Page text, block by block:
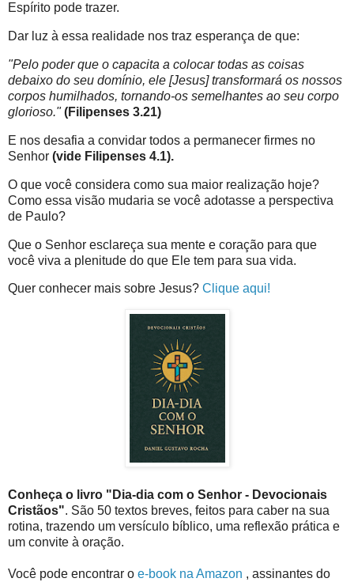
Espírito pode trazer.
Dar luz à essa realidade nos traz esperança de que:
"Pelo poder que o capacita a colocar todas as coisas
debaixo do seu domínio, ele [Jesus] transformará os nossos
corpos humilhados, tornando-os semelhantes ao seu corpo
glorioso."(Filipenses 3.21)
E nos desafia a convidar todos a permanecer firmes no
Senhor (vide Filipenses 4.1).
O que você considera como sua maior realização hoje?
Como essa visão mudaria se você adotasse a perspectiva
de Paulo?
Que o Senhor esclareça sua mente e coração para que
você viva a plenitude do que Ele tem para sua vida.
Quer conhecer mais sobre Jesus? Clique aqui!
Conheça o livro "Dia-dia com o Senhor - Devocionais
Cristãos". São 50 textos breves, feitos para caber na sua
rotina, trazendo um versículo bíblico, uma reflexão prática e
um convite à oração.
Você pode encontrar o e-book na Amazon , assinantes do